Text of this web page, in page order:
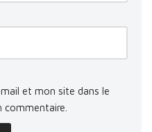
et mon site dans le